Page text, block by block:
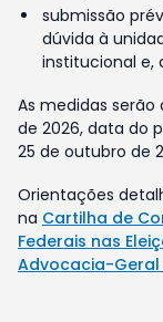
submissão
dúvida à
institucional e,
As medidas
de 2026, data do
25 de outubro de
Orientações
na Cartilha de
Federais nas
Advocacia-Geral